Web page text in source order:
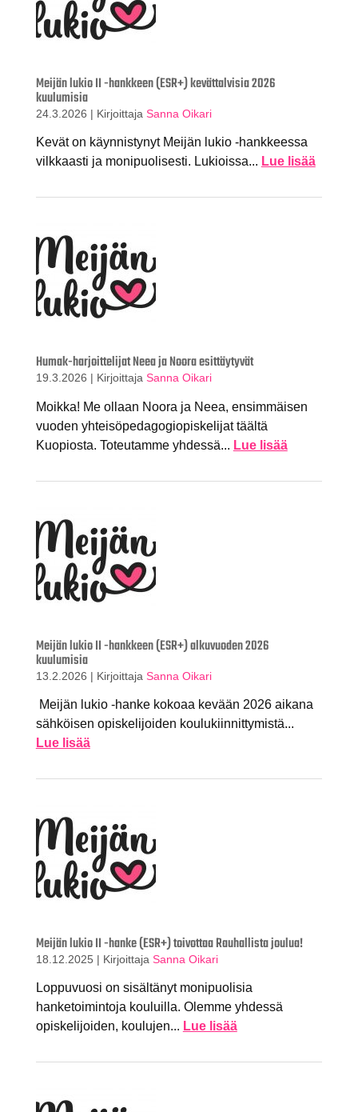
Meijän lukio II -hankkeen (ESR+) kevättalvisia 2026
kuulumisia
24.3.2026 | Kirjoittaja Sanna Oikari
Kevät on käynnistynyt Meijän lukio -hankkeessa
vilkkaasti ja monipuolisesti. Lukioissa... Lue lisää
Humak-harjoittelijat Neea ja Noora esittäytyvät
19.3.2026 | Kirjoittaja Sanna Oikari
Moikka! Me ollaan Noora ja Neea, ensimmäisen
vuoden yhteisöpedagogiopiskelijat täältä
Kuopiosta. Toteutamme yhdessä... Lue lisää
Meijän lukio II -hankkeen (ESR+) alkuvuoden 2026
kuulumisia
13.2.2026 | Kirjoittaja Sanna Oikari
Meijän lukio -hanke kokoaa kevään 2026 aikana
sähköisen opiskelijoiden koulukiinnittymistä...
Lue lisää
Meijän lukio II -hanke (ESR+) toivottaa Rauhallista joulua!
18.12.2025 | Kirjoittaja Sanna Oikari
Loppuvuosi on sisältänyt monipuolisia
hanketoimintoja kouluilla. Olemme yhdessä
opiskelijoiden, koulujen... Lue lisää